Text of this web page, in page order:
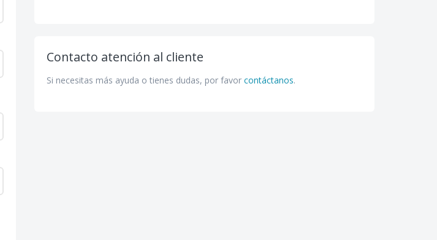
Contacto atención al cliente
Si necesitas más ayuda o tienes dudas, por favor contáctanos.